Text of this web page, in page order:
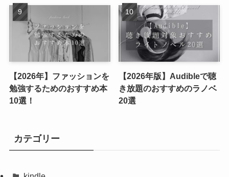
【2026年】ファッションを
勉強するためのおすすめ本
10選！
【2026年版】Audibleで聴
き放題のおすすめのラノベ
20選
カテゴリー